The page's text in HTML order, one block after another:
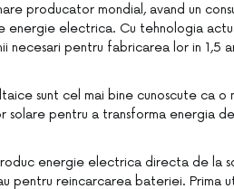
producator mondial, avand un
energie electrica. Cu tehnologia
necesari pentru fabricarea lor in 1,5
sunt cel mai bine cunoscute ca
solare pentru a transforma energia
energie electrica directa de la
pentru reincarcarea bateriei.